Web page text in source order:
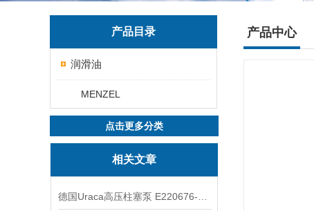
产品目录
润滑油
MENZEL
点击更多分类
相关文章
产品中心